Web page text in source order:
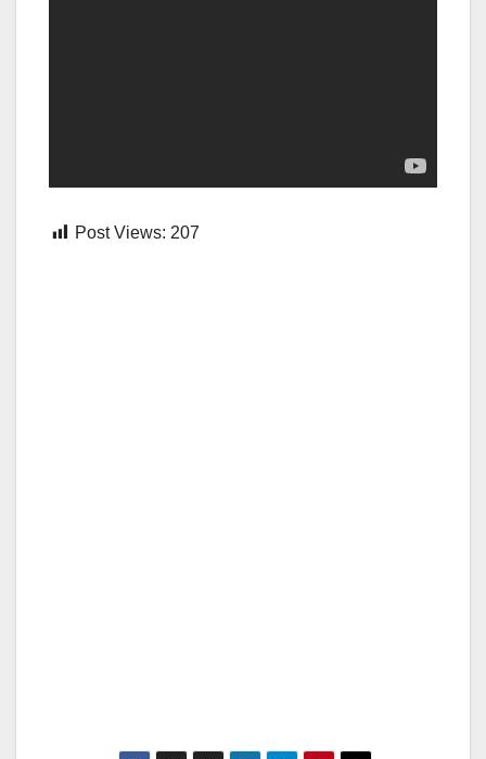
Post Views: 207